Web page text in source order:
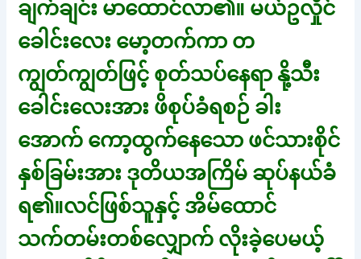
ချက်ချင်း မာထောင်လာ၏။ မယ်ဥလှိုင်
ခေါင်းလေး မော့တက်ကာ တ
ကျွတ်ကျွတ်ဖြင့် စုတ်သပ်နေရာ နို့သီး
ခေါင်းလေးအား ဖိစုပ်ခံရစဉ် ခါး
အောက် ကော့ထွက်နေသော ဖင်သားစိုင်
နှစ်ခြမ်းအား ဒုတိယအကြိမ် ဆုပ်နယ်ခံ
ရ၏။လင်ဖြစ်သူနှင့် အိမ်ထောင်
သက်တမ်းတစ်လျှောက် လိုးခဲ့ပေမယ့်